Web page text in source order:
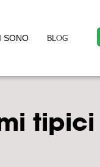
SONO BLOG
tipici